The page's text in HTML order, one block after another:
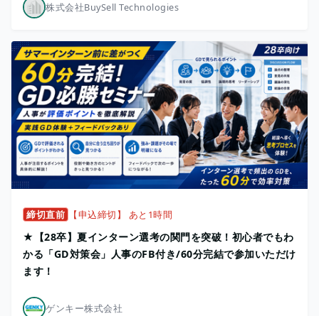
株式会社BuySell Technologies
締切直前 【申込締切】 あと1時間
★【28卒】夏インターン選考の関門を突破！初心者でもわ
かる「GD対策会」人事のFB付き/60分完結で参加いただけ
ます！
ゲンキー株式会社